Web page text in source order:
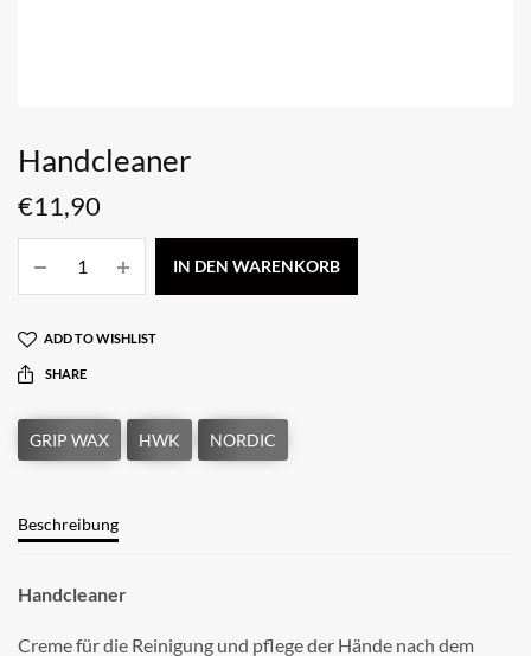
Handcleaner
€11,90
IN DEN WARENKORB
ADD TO WISHLIST
SHARE
Beschreibung
Handcleaner
Creme für die Reinigung und pflege der Hände nach dem